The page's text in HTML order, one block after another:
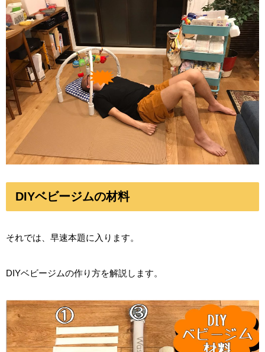
DIYベビージムの材料
それでは、早速本題に入ります。
DIYベビージムの作り方を解説します。